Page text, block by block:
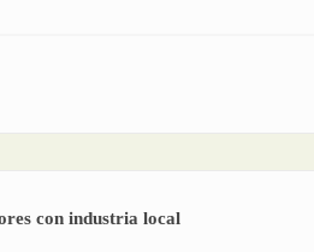
del estándar KNX
con industria local